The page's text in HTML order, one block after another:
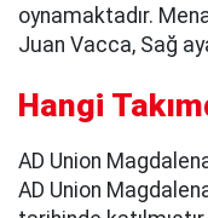
oynamaktadır.
Juan Vacca, Sağ
Hangi
AD Union
AD Union